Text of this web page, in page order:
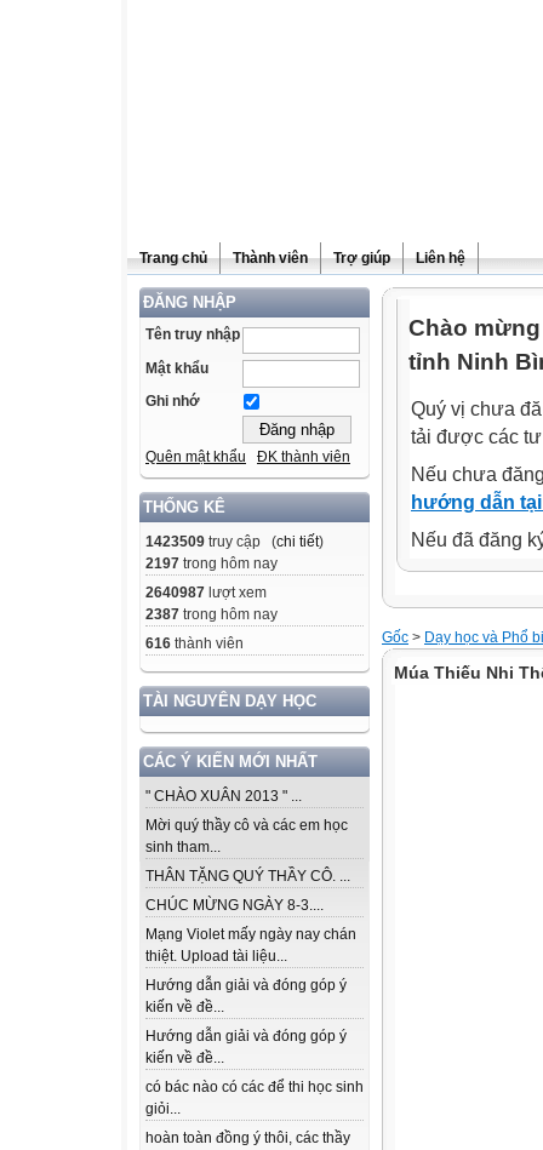
Trang chủ Thành viên Trợ giúp Liên hệ
ĐĂNG NHẬP
Tên truy nhập
Mật khẩu
Ghi nhớ
Quên mật khẩu ĐK thành viên
THỐNG KÊ
1423509 truy cập (chi tiết)
2197 trong hôm nay
2640987 lượt xem
2387 trong hôm nay
616 thành viên
TÀI NGUYÊN DẠY HỌC
CÁC Ý KIẾN MỚI NHẤT
" CHÀO XUÂN 2013 " ...
Mời quý thầy cô và các em học
sinh tham...
THÂN TẶNG QUÝ THẦY CÔ. ...
CHÚC MỪNG NGÀY 8-3....
Mạng Violet mấy ngày nay chán
thiệt. Upload tài liệu...
Hướng dẫn giải và đóng góp ý
kiến về đề...
Hướng dẫn giải và đóng góp ý
kiến về đề...
có bác nào có các để thi học sinh
giỏi...
hoàn toàn đồng ý thôi, các thầy
Chào
tỉnh Ninh
Quý vị chưa
tải được các
Nếu chưa
hướng dẫn
Nếu đã đăng
Gốc > Dạy học và Phổ
Múa Thiếu Nhi